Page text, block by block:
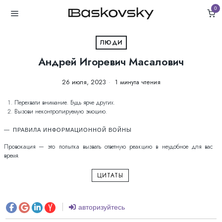
0
ЛЮДИ
Андрей Игоревич Масалович
26 июля, 2023 1 минута чтения
Перехвати внимание. Будь ярче других.
Вызови неконтролируемую эмоцию.
ПРАВИЛА ИНФОРМАЦИОННОЙ ВОЙНЫ
Провокация — это попытка вызвать ответную реакцию в неудобное для вас
время.
ЦИТАТЫ
авторизуйтесь